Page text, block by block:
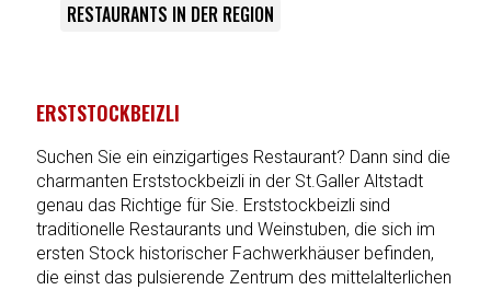
RESTAURANTS IN DER REGION
ERSTSTOCKBEIZLI
Suchen Sie ein einzigartiges Restaurant? Dann sind die
charmanten Erststockbeizli in der St.Galler Altstadt
genau das Richtige für Sie. Erststockbeizli sind
traditionelle Restaurants und Weinstuben, die sich im
ersten Stock historischer Fachwerkhäuser befinden,
die einst das pulsierende Zentrum des mittelalterlichen